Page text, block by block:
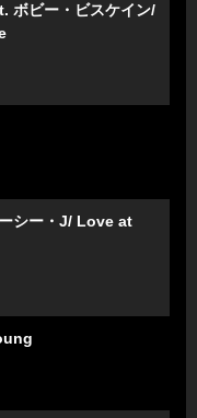
ボビー・ビスケイン/
シー・J/ Love at